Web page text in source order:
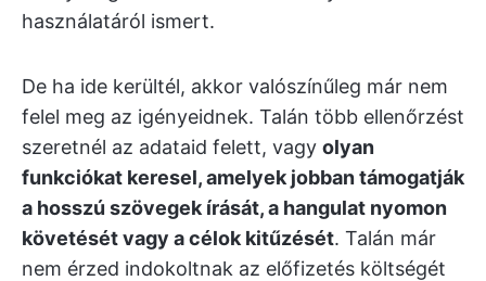
használatáról ismert.
De ha ide kerültél, akkor valószínűleg már nem
felel meg az igényeidnek. Talán több ellenőrzést
szeretnél az adataid felett, vagy olyan
funkciókat keresel, amelyek jobban támogatják
a hosszú szövegek írását, a hangulat nyomon
követését vagy a célok kitűzését. Talán már
nem érzed indokoltnak az előfizetés költségét